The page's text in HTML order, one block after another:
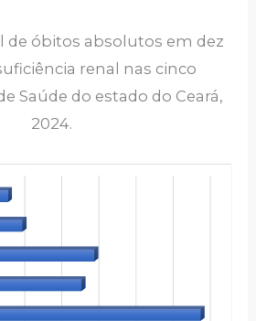
de óbitos absolutos em dez
renal nas cinco
Saúde do estado do Ceará,
2024.